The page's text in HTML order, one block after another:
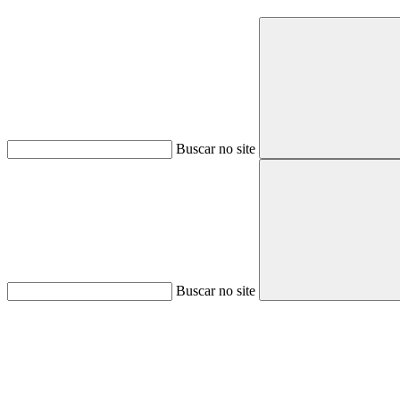
Buscar no site
Buscar no site